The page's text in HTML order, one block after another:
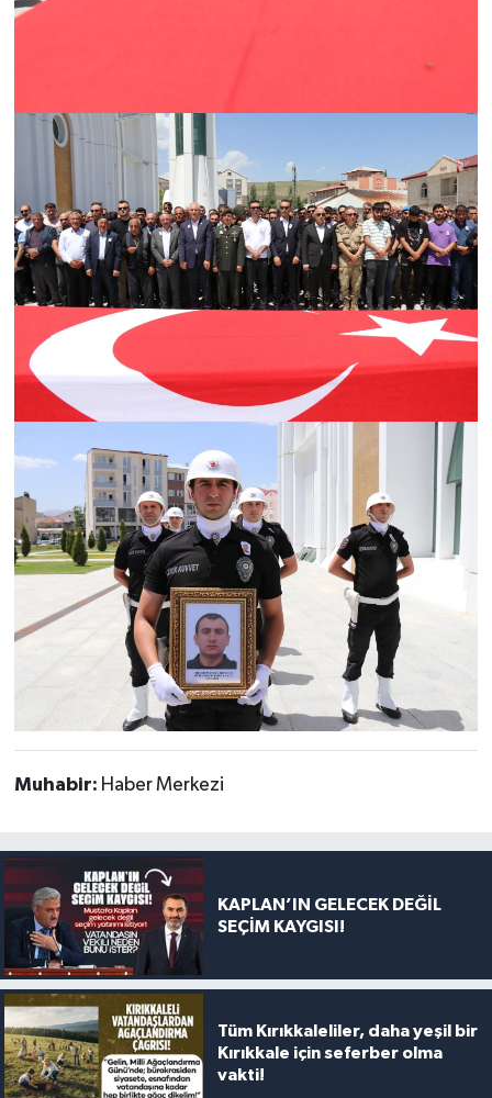
Muhabir: Haber Merkezi
KAPLAN’IN GELECEK DEĞİL
SEÇİM KAYGISI!
Tüm Kırıkkaleliler, daha yeşil bir
Kırıkkale için seferber olma
vakti!